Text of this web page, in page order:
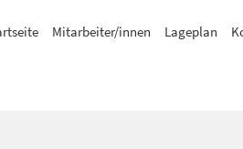
Mitarbeiter/innen Lageplan